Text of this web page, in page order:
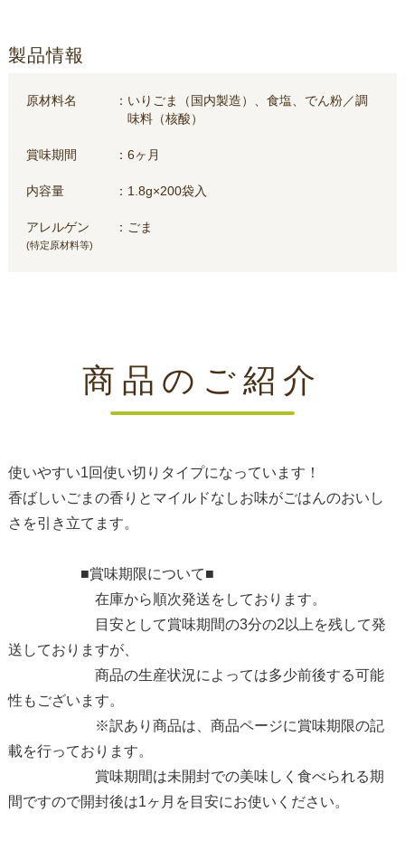
製品情報
原材料名
いりごま（国内製造）、食塩、でん粉／調
味料（核酸）
賞味期間 6ヶ月
内容量 1.8g×200袋入
アレルゲン
(特定原材料等)
ごま
商品のご紹介
使いやすい1回使い切りタイプになっています！
香ばしいごまの香りとマイルドなしお味がごはんのおいし
さを引き立てます。
■賞味期限について■
在庫から順次発送をしております。
目安として賞味期間の3分の2以上を残して発
送しておりますが、
商品の生産状況によっては多少前後する可能
性もございます。
※訳あり商品は、商品ページに賞味期限の記
載を行っております。
賞味期間は未開封での美味しく食べられる期
間ですので開封後は1ヶ月を目安にお使いください。